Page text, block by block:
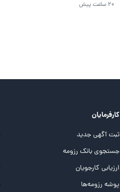
20 ساعت پیش
کارفرمایان
ثبت آگهی جدید
جستجوی بانک رزومه
ارزیابی کارجویان
پوشه‌‌ رزومه‌ها